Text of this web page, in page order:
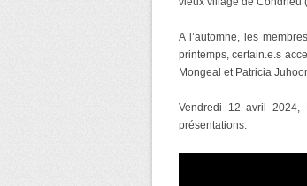
A l’automne, les
printemps, certain.e.s
Mongeal et Patricia
Vendredi 12 avril 2024,
présentations.